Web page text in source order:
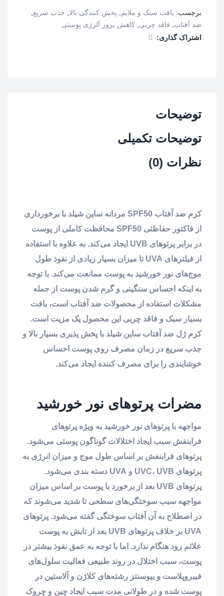
برچسب: بافت سبک و ملایم پخش کنندگی بالا جذب سریع
ضد آفتاب
فاقد چربی کاهش بروز آلرژی پوستی
اشتراک گذاری:
توضیحات
توضیحات تکمیلی
نظرات (0)
کرم ضد آفتاب SPF50 مردانه ساین شیلد با برخورداری
از فاکتور حفاظتی SPF50 محافظت کاملی از پوست
در برابر پرتوهای UVB ایجاد می‌کند. به علاوه با استفاده
از فیلترهای UVA تا میزان بسیار زیادی از نفوذ طول
موج‌های نور خورشید به پوست ممانعت می‌کند. با توجه
به اینکه احساس سنگینی و گرم شدن پوست از جمله
مشکلات استفاده از محصولات ضد آفتاب است، بافت
بسیار سبک و فاقد چربی این محصول یک مزیت است.
کرم ژل ضد آفتاب ساین شیلد با پخش پذیری بسیار بالا و
جذب سریع در زمان مصرف روی پوست احساس
خوشایندی را برای مصرف کننده ایجاد می‌کند.
مضرات پرتوهای نور خورشید
مواجهه با پرتوهای نور خورشید به ویژه پرتوهای
فرابنفش سبب ایجاد اختلالات گوناگون پوستی می‌شود.
پرتوهای فرابنفش بر اساس طول موج و میزان انرژی به
پرتوهای UVC، UVB و UVA دسته بندی می‌شود.
پرتوهای UVB بعد از برخورد با پوست بر اساس میزان
مواجهه سبب سوختگی‌های سطحی تا شدید می‌شوند که
در اصطلاح به آن آفتاب سوختگی گفته می‌شود. پرتوهای
UVA بر خلاف پرتوهای UVB بعد از تابش به پوست
علائم زود هنگام ندارد. اما با توجه به عمق نفوذ بیشتر در
پوست، سبب اختلال در روند طبیعی فعالیت سلول‌های
فیبروپلاست و بیوسنتز رشته‌های کلاژن و آلاستین در
پوست شده و در طولانی مدت سبب ایجاد چین و چروک